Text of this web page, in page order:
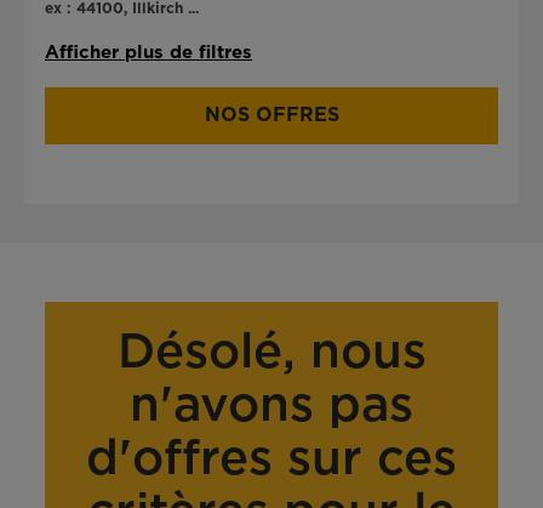
ex : 44100, Illkirch ...
Afficher plus de filtres
NOS OFFRES
Désolé, nous
n'avons pas
d'offres sur ces